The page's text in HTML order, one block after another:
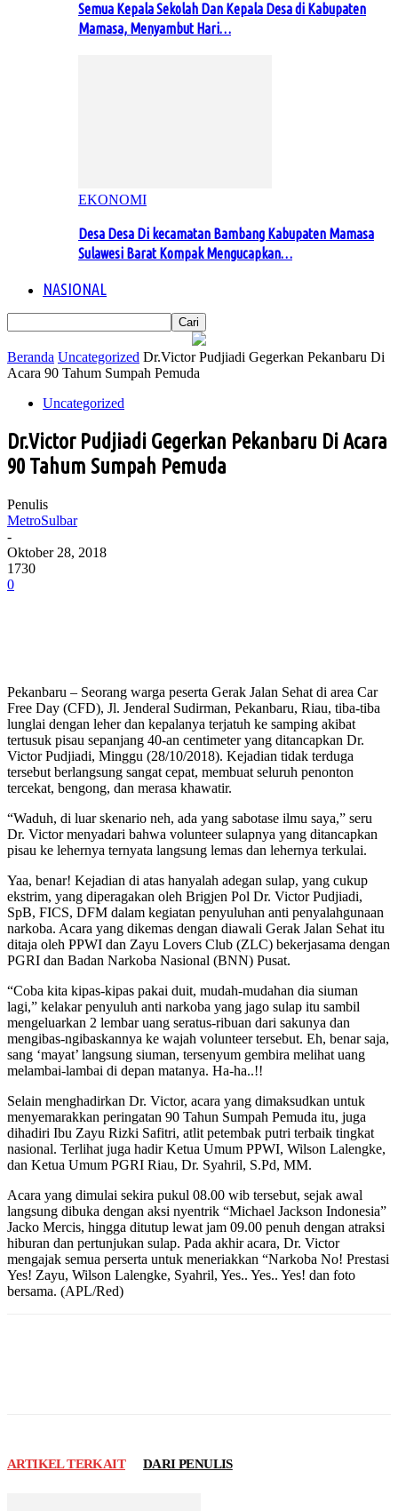
Semua Kepala Sekolah Dan Kepala Desa di Kabupaten
Mamasa, Menyambut Hari…
EKONOMI
Desa Desa Di kecamatan Bambang Kabupaten Mamasa
Sulawesi Barat Kompak Mengucapkan…
NASIONAL
Beranda Uncategorized Dr.Victor Pudjiadi Gegerkan Pekanbaru Di
Acara 90 Tahum Sumpah Pemuda
Uncategorized
Dr.Victor Pudjiadi Gegerkan Pekanbaru Di Acara
90 Tahum Sumpah Pemuda
Penulis
MetroSulbar
-
Oktober 28, 2018
1730
0
Pekanbaru – Seorang warga peserta Gerak Jalan Sehat di area Car
Free Day (CFD), Jl. Jenderal Sudirman, Pekanbaru, Riau, tiba-tiba
lunglai dengan leher dan kepalanya terjatuh ke samping akibat
tertusuk pisau sepanjang 40-an centimeter yang ditancapkan Dr.
Victor Pudjiadi, Minggu (28/10/2018). Kejadian tidak terduga
tersebut berlangsung sangat cepat, membuat seluruh penonton
tercekat, bengong, dan merasa khawatir.
“Waduh, di luar skenario neh, ada yang sabotase ilmu saya,” seru
Dr. Victor menyadari bahwa volunteer sulapnya yang ditancapkan
pisau ke lehernya ternyata langsung lemas dan lehernya terkulai.
Yaa, benar! Kejadian di atas hanyalah adegan sulap, yang cukup
ekstrim, yang diperagakan oleh Brigjen Pol Dr. Victor Pudjiadi,
SpB, FICS, DFM dalam kegiatan penyuluhan anti penyalahgunaan
narkoba. Acara yang dikemas dengan diawali Gerak Jalan Sehat itu
ditaja oleh PPWI dan Zayu Lovers Club (ZLC) bekerjasama dengan
PGRI dan Badan Narkoba Nasional (BNN) Pusat.
“Coba kita kipas-kipas pakai duit, mudah-mudahan dia siuman
lagi,” kelakar penyuluh anti narkoba yang jago sulap itu sambil
mengeluarkan 2 lembar uang seratus-ribuan dari sakunya dan
mengibas-ngibaskannya ke wajah volunteer tersebut. Eh, benar saja,
sang ‘mayat’ langsung siuman, tersenyum gembira melihat uang
melambai-lambai di depan matanya. Ha-ha..!!
Selain menghadirkan Dr. Victor, acara yang dimaksudkan untuk
menyemarakkan peringatan 90 Tahun Sumpah Pemuda itu, juga
dihadiri Ibu Zayu Rizki Safitri, atlit petembak putri terbaik tingkat
nasional. Terlihat juga hadir Ketua Umum PPWI, Wilson Lalengke,
dan Ketua Umum PGRI Riau, Dr. Syahril, S.Pd, MM.
Acara yang dimulai sekira pukul 08.00 wib tersebut, sejak awal
langsung dibuka dengan aksi nyentrik “Michael Jackson Indonesia”
Jacko Mercis, hingga ditutup lewat jam 09.00 penuh dengan atraksi
hiburan dan pertunjukan sulap. Pada akhir acara, Dr. Victor
mengajak semua perserta untuk meneriakkan “Narkoba No! Prestasi
Yes! Zayu, Wilson Lalengke, Syahril, Yes.. Yes.. Yes! dan foto
bersama. (APL/Red)
ARTIKEL TERKAIT DARI PENULIS